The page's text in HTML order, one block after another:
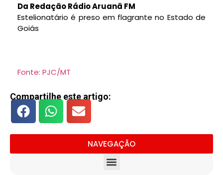
Da Redação Rádio Aruanã FM
Estelionatário é preso em flagrante no Estado de
Goiás
Fonte: PJC/MT
Compartilhe este artigo:
NAVEGAÇÃO